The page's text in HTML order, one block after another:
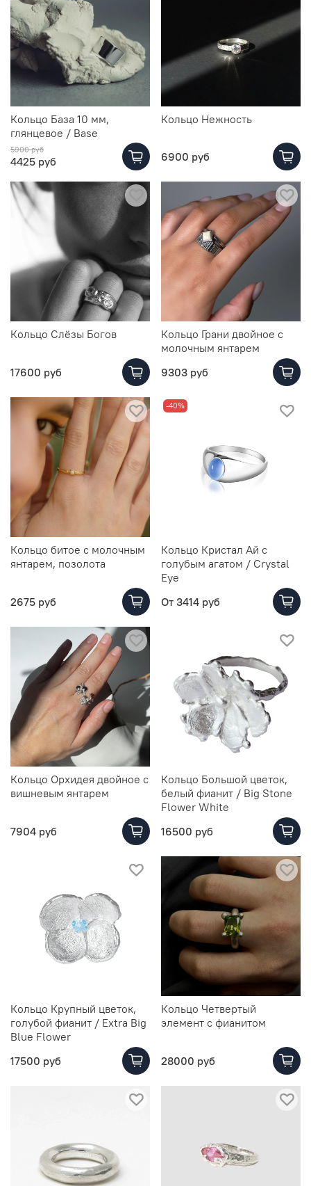
Кольцо База 10 мм,
глянцевое / Base
5900 руб
4425 руб
Кольцо Нежность
6900 руб
Кольцо Слёзы Богов
17600 руб
Кольцо Грани двойное с
молочным янтарем
9303 руб
Кольцо битое с молочным
янтарем, позолота
2675 руб
-40%
Кольцо Кристал Ай с
голубым агатом / Crystal
Eye
От 3414 руб
Кольцо Орхидея двойное с
вишневым янтарем
7904 руб
Кольцо Большой цветок,
белый фианит / Big Stone
Flower White
16500 руб
Кольцо Крупный цветок,
голубой фианит / Extra Big
Blue Flower
17500 руб
Кольцо Четвертый
элемент с фианитом
28000 руб